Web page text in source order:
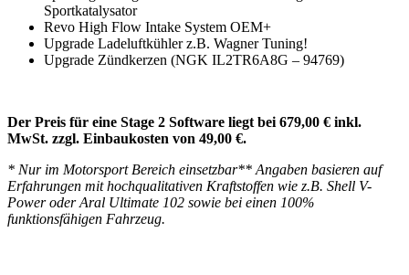
Sportkatalysator
Revo High Flow Intake System OEM+
Upgrade Ladeluftkühler z.B. Wagner Tuning!
Upgrade Zündkerzen (NGK IL2TR6A8G – 94769)
Der Preis für eine Stage 2 Software liegt bei 679,00 € inkl.
MwSt. zzgl. Einbaukosten von 49,00 €.
* Nur im Motorsport Bereich einsetzbar** Angaben basieren auf
Erfahrungen mit hochqualitativen Kraftstoffen wie z.B. Shell V-
Power oder Aral Ultimate 102 sowie bei einen 100%
funktionsfähigen Fahrzeug.